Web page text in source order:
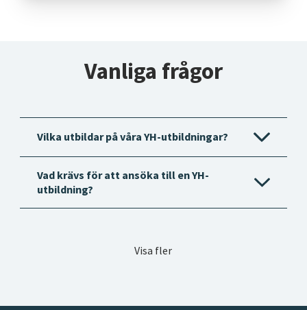
Vanliga frågor
Vilka utbildar på våra YH-utbildningar?
Vad krävs för att ansöka till en YH-
utbildning?
Visa fler